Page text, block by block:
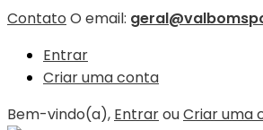
Contato O email:
Entrar
Criar uma conta
Bem-vindo(a), EntrarouCriar uma